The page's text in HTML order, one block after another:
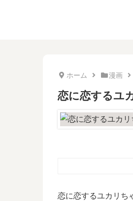
ホーム 漫画
恋に恋するユ
恋に恋するユカリち